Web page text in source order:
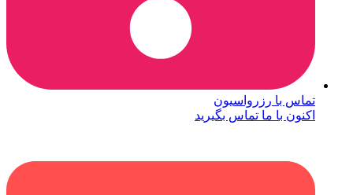
تماس با رزرواسیون
اکنون با ما تماس بگیرید